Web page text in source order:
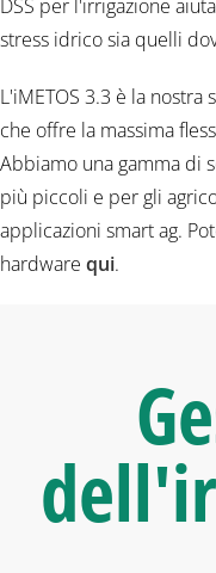
DSS per l'irrigazione
stress idrico sia quelli
L'iMETOS 3.3 è la
che offre la massima
Abbiamo una gamma di
più piccoli e per gli
applicazioni smart ag.
hardware qui.